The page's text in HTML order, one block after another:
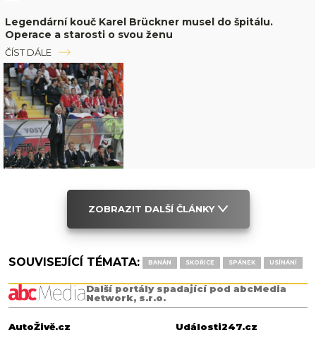
Legendární kouč Karel Brückner musel do špitálu.
Operace a starosti o svou ženu
ČÍST DÁLE
ZOBRAZIT DALŠÍ ČLÁNKY
SOUVISEJÍCÍ TÉMATA: BANÁN SKOŘICE SPÁNEK USÍNÁNÍ
Další portály spadající pod abcMedia
Network, s.r.o.
AutoŽivě.cz
Události247.cz